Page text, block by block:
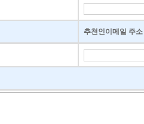
추천인이메일 주소